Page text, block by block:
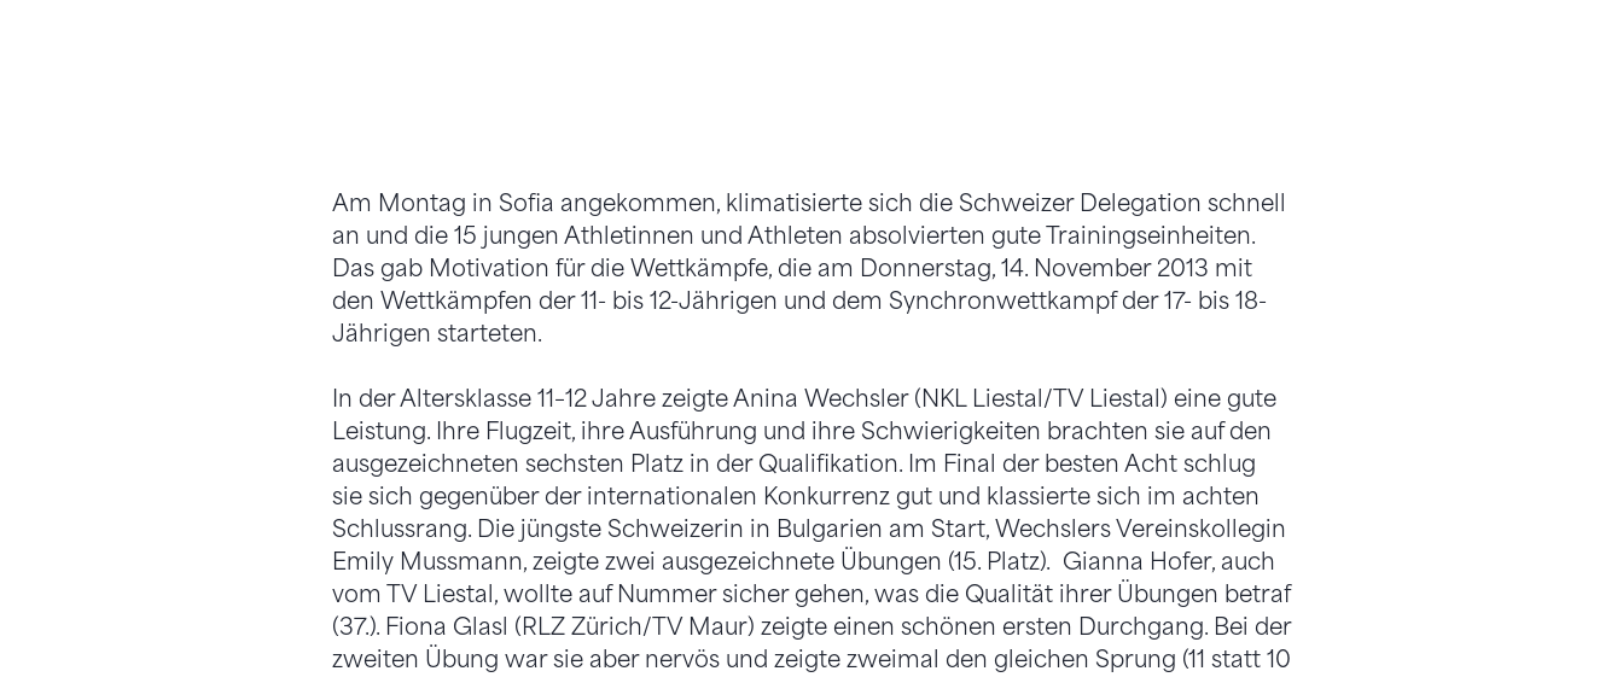
Am Montag in Sofia angekommen, klimatisierte sich die Schweizer Delegation schnell
an und die 15 jungen Athletinnen und Athleten absolvierten gute Trainingseinheiten.
Das gab Motivation für die Wettkämpfe, die am Donnerstag, 14. November 2013 mit
den Wettkämpfen der 11- bis 12-Jährigen und dem Synchronwettkampf der 17- bis 18-
Jährigen starteten.
In der Altersklasse 11–12 Jahre zeigte Anina Wechsler (NKL Liestal/TV Liestal) eine gute
Leistung. Ihre Flugzeit, ihre Ausführung und ihre Schwierigkeiten brachten sie auf den
ausgezeichneten sechsten Platz in der Qualifikation. Im Final der besten Acht schlug
sie sich gegenüber der internationalen Konkurrenz gut und klassierte sich im achten
Schlussrang. Die jüngste Schweizerin in Bulgarien am Start, Wechslers Vereinskollegin
Emily Mussmann, zeigte zwei ausgezeichnete Übungen (15. Platz). Gianna Hofer, auch
vom TV Liestal, wollte auf Nummer sicher gehen, was die Qualität ihrer Übungen betraf
(37.). Fiona Glasl (RLZ Zürich/TV Maur) zeigte einen schönen ersten Durchgang. Bei der
zweiten Übung war sie aber nervös und zeigte zweimal den gleichen Sprung (11 statt 10